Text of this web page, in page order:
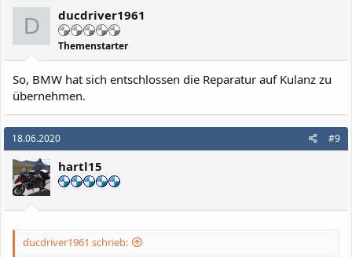
D ducdriver1961
Themenstarter
So, BMW hat sich entschlossen die Reparatur auf Kulanz zu
übernehmen.
18.06.2020 #9
hartl15
ducdriver1961 schrieb: